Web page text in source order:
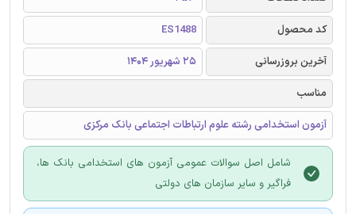
کد محصول
ES1488
آخرین بروزرسانی
25 شهریور 1404
مناسب
آزمون استخدامی رشته علوم ارتباطات اجتماعی بانک مرکزی
شامل اصل سوالات عمومی آزمون های استخدامی بانک ها،
فراگیر و سایر سازمان های دولتی